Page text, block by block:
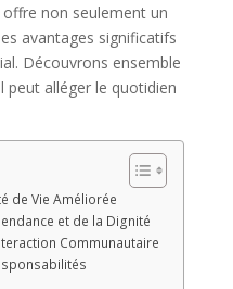
non seulement un
avantages significatifs
Découvrons ensemble
peut alléger le quotidien
de Vie Améliorée
et de la Dignité
Communautaire